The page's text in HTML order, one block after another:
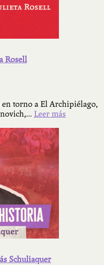
Rosell
en torno a El Archipiélago,
Leer más
Schuliaquer